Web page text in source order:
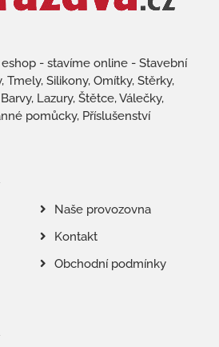
- stavíme online - Stavební
Tmely, Silikony, Omítky, Stěrky,
Lazury, Štětce, Válečky,
pomůcky, Příslušenství
Naše provozovna
Kontakt
Obchodní podmínky